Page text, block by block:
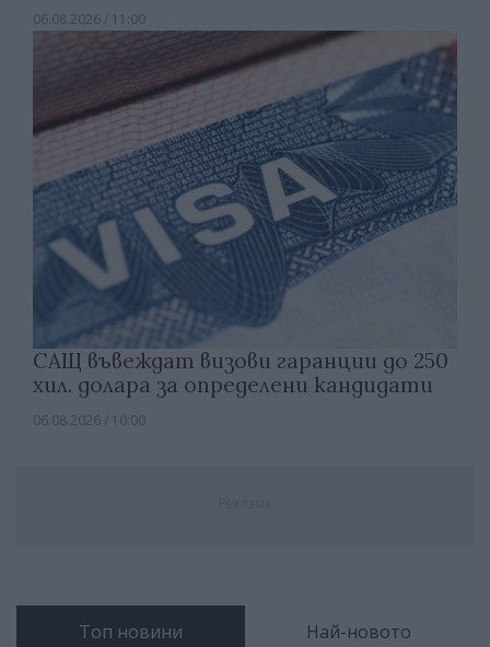
06.08.2026 / 11:00
САЩ въвеждат визови гаранции до 250
хил. долара за определени кандидати
06.08.2026 / 10:00
Топ новини Най-новото